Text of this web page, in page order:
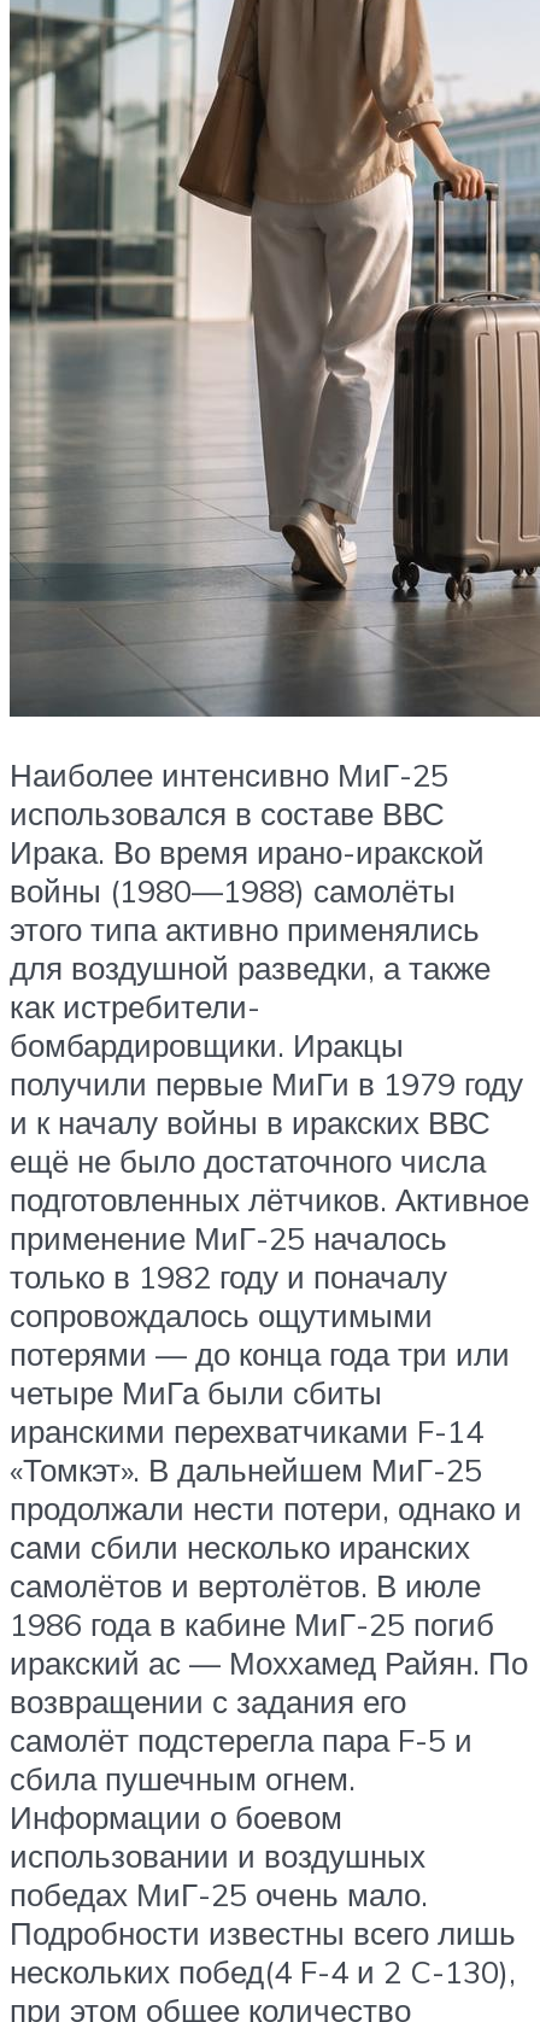
Наиболее интенсивно МиГ-25
использовался в составе ВВС
Ирака. Во время ирано-иракской
войны (1980—1988) самолёты
этого типа активно применялись
для воздушной разведки, а также
как истребители-
бомбардировщики. Иракцы
получили первые МиГи в 1979 году
и к началу войны в иракских ВВС
ещё не было достаточного числа
подготовленных лётчиков. Активное
применение МиГ-25 началось
только в 1982 году и поначалу
сопровождалось ощутимыми
потерями — до конца года три или
четыре МиГа были сбиты
иранскими перехватчиками F-14
«Томкэт». В дальнейшем МиГ-25
продолжали нести потери, однако и
сами сбили несколько иранских
самолётов и вертолётов. В июле
1986 года в кабине МиГ-25 погиб
иракский ас — Моххамед Райян. По
возвращении с задания его
самолёт подстерегла пара F-5 и
сбила пушечным огнем.
Информации о боевом
использовании и воздушных
победах МиГ-25 очень мало.
Подробности известны всего лишь
нескольких побед(4 F-4 и 2 C-130),
при этом общее количество